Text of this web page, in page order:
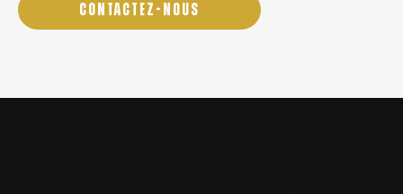
CONTACTEZ-NOUS